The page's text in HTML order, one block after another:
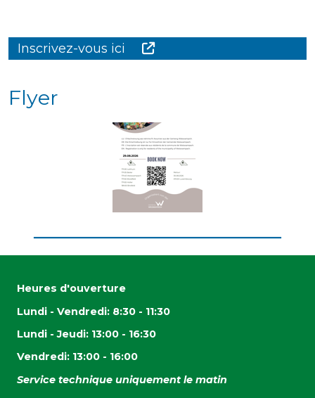
Inscrivez-vous ici
Flyer
Heures d'ouverture
Lundi - Vendredi: 8:30 - 11:30
Lundi - Jeudi: 13:00 - 16:30
Vendredi: 13:00 - 16:00
Service technique uniquement le matin